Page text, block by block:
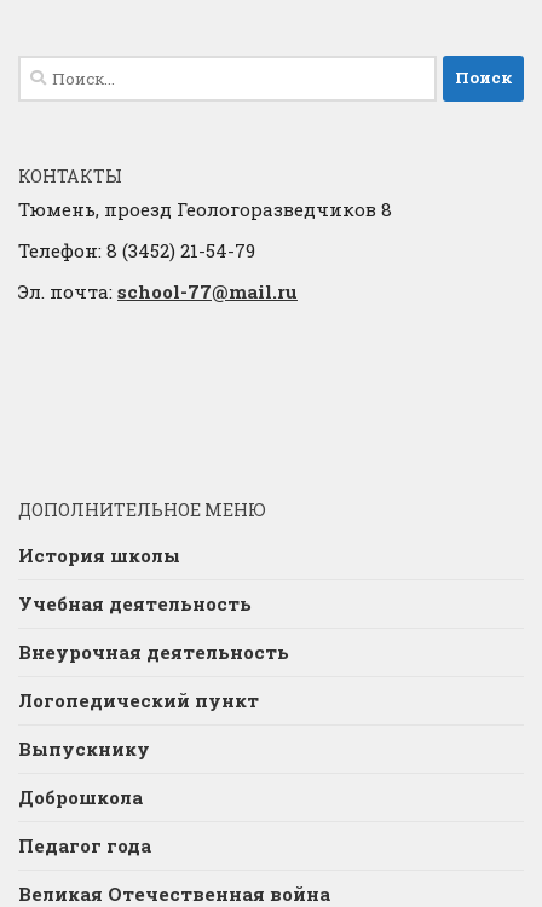
Найти:
КОНТАКТЫ
Тюмень, проезд Геологоразведчиков 8
Телефон: 8 (3452) 21-54-79
Эл. почта: school-77@mail.ru
ДОПОЛНИТЕЛЬНОЕ МЕНЮ
История школы
Учебная деятельность
Внеурочная деятельность
Логопедический пункт
Выпускнику
Доброшкола
Педагог года
Великая Отечественная война